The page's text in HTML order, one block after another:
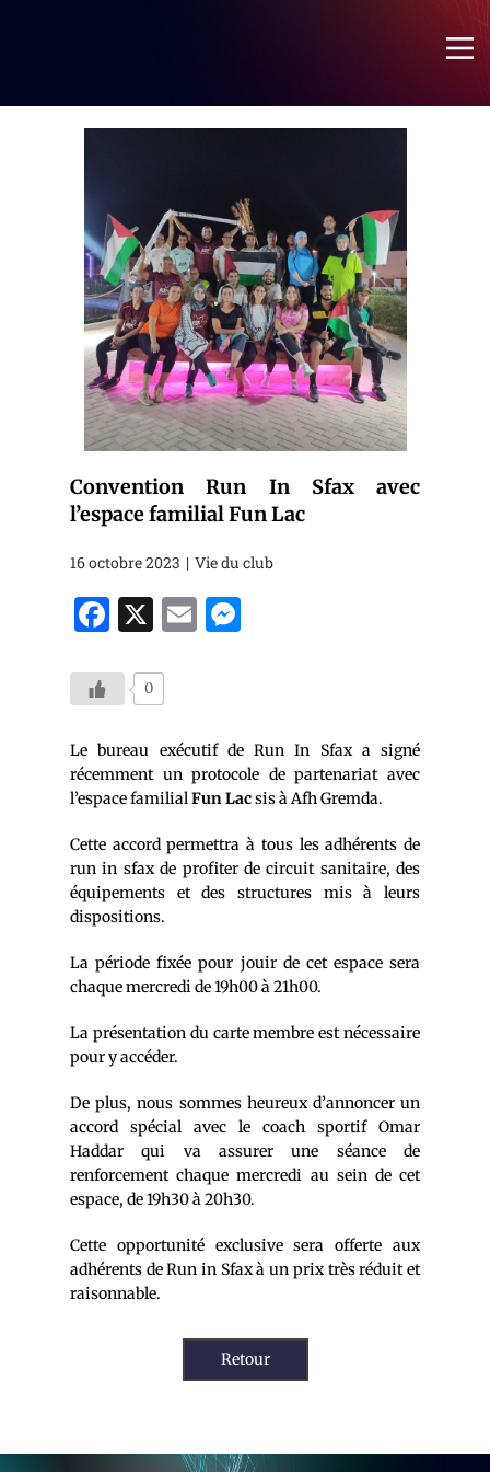
Accueil
Cellules
Bureau
Actualités
Galerie
Contact
Convention Run In Sfax avec
l’espace familial Fun Lac
16 octobre 2023 Vie du club
Face
Ema
0
Le bureau exécutif de Run In Sfax a signé
récemment un protocole de partenariat avec
l’espace familialFun Lacsis à Afh Gremda.
Cette accord permettra à tous les adhérents de
run in sfax de profiter de circuit sanitaire, des
équipements et des structures mis à leurs
dispositions.
La période fixée pour jouir de cet espace sera
chaque mercredi de 19h00 à 21h00.
La présentation du carte membre est nécessaire
pour y accéder.
De plus, nous sommes heureux d’annoncer un
accord spécial avec le coach sportif Omar
Haddar qui va assurer une séance de
renforcement chaque mercredi au sein de cet
espace, de 19h30 à 20h30.
Cette opportunité exclusive sera offerte aux
adhérents de Run in Sfax à un prix très réduit et
raisonnable.
Retour